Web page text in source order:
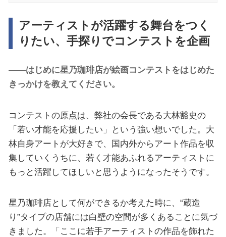
アーティストが活躍する舞台をつく
りたい、手探りでコンテストを企画
――はじめに星乃珈琲店が絵画コンテストをはじめた
きっかけを教えてください。
コンテストの原点は、弊社の会長である大林豁史の
「若い才能を応援したい」という強い想いでした。大
林自身アートが大好きで、国内外からアート作品を収
集していくうちに、若く才能あふれるアーティストに
もっと活躍してほしいと思うようになったそうです。
星乃珈琲店として何ができるか考えた時に、“蔵造
り”タイプの店舗には白壁の空間が多くあることに気づ
きました。「ここに若手アーティストの作品を飾れた